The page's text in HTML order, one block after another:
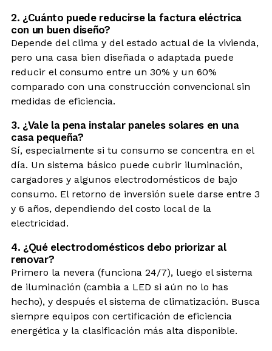
2. ¿Cuánto puede reducirse la factura eléctrica
con un buen diseño?
Depende del clima y del estado actual de la vivienda,
pero una casa bien diseñada o adaptada puede
reducir el consumo entre un 30% y un 60%
comparado con una construcción convencional sin
medidas de eficiencia.
3. ¿Vale la pena instalar paneles solares en una
casa pequeña?
Sí, especialmente si tu consumo se concentra en el
día. Un sistema básico puede cubrir iluminación,
cargadores y algunos electrodomésticos de bajo
consumo. El retorno de inversión suele darse entre 3
y 6 años, dependiendo del costo local de la
electricidad.
4. ¿Qué electrodomésticos debo priorizar al
renovar?
Primero la nevera (funciona 24/7), luego el sistema
de iluminación (cambia a LED si aún no lo has
hecho), y después el sistema de climatización. Busca
siempre equipos con certificación de eficiencia
energética y la clasificación más alta disponible.